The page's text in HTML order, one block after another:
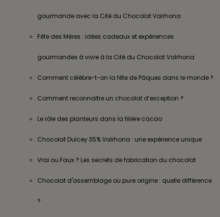
gourmande avec la Cité du Chocolat Valrhona
Fête des Mères : idées cadeaux et expériences
gourmandes à vivre à la Cité du Chocolat Valrhona
Comment célèbre-t-on la fête de Pâques dans le monde ?
Comment reconnaître un chocolat d’exception ?
Le rôle des planteurs dans la filière cacao
Chocolat Dulcey 35% Valrhona : une expérience unique
Vrai ou Faux ? Les secrets de fabrication du chocolat
Chocolat d'assemblage ou pure origine : quelle différence
?